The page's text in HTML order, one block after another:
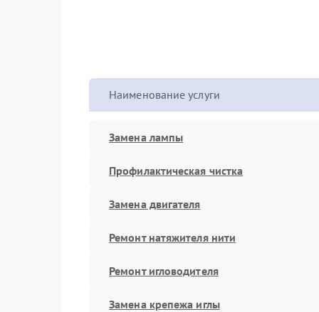
Наименование услуги
Замена лампы
Профилактическая чистка
Замена двигателя
Ремонт натяжителя нити
Ремонт игловодителя
Замена крепежа иглы